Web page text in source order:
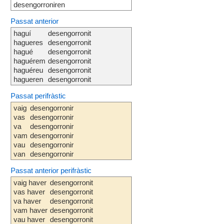
desengorroniren
Passat anterior
haguí
hagueres
hagué
haguérem
haguéreu
hagueren
desengorronit
desengorronit
desengorronit
desengorronit
desengorronit
desengorronit
Passat perifràstic
vaig
vas
va
vam
vau
van
desengorronir
desengorronir
desengorronir
desengorronir
desengorronir
desengorronir
Passat anterior perifràstic
vaig haver
vas haver
va haver
vam haver
vau haver
desengorronit
desengorronit
desengorronit
desengorronit
desengorronit